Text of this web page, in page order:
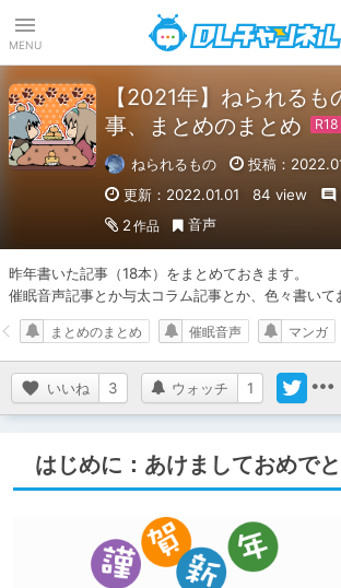
MENU
【2021年】ねられる
事、まとめのまとめ
ねられるもの
投稿：
更新：2022.01.01
84 view
2 作品 音声
昨年書いた記事（18本）をまとめておきます。
催眠音声記事とか与太コラム記事とか、色々書いて
いいね 3 ウォッチ 1
まとめのまとめ 催眠音声 マンガ
はじめに：あけましておめで